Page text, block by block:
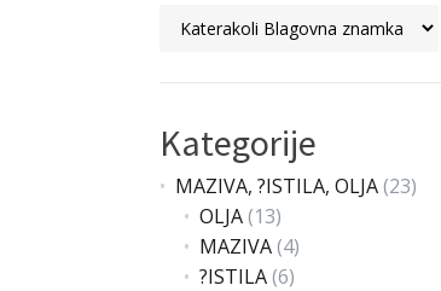
Kategorije
MAZIVA, ?ISTILA, OLJA(23)
OLJA(13)
MAZIVA(4)
?ISTILA(6)